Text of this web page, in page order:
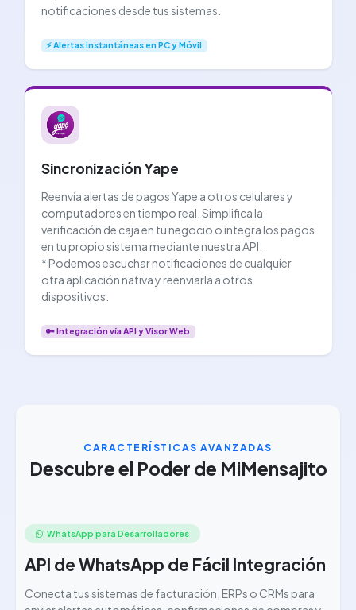
notificaciones desde tus sistemas.
⚡ Alertas instantáneas en PC y Móvil
Sincronización Yape
Reenvía alertas de pagos Yape a otros celulares y
computadores en tiempo real. Simplifica la
verificación de caja en tu negocio o integra los pagos
en tu propio sistema mediante nuestra API.
* Podemos escuchar notificaciones de cualquier
otra aplicación nativa y reenviarla a otros
dispositivos.
🔑 Integración vía API y Visor Web
CARACTERÍSTICAS AVANZADAS
Descubre el Poder de MiMensajito
WhatsApp para Desarrolladores
API de WhatsApp de Fácil Integración
Conecta tus sistemas de facturación, ERPs o CRMs para